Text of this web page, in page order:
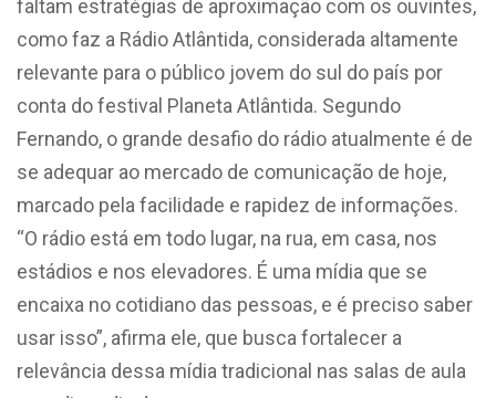
faltam estratégias de aproximação com os ouvintes,
como faz a Rádio Atlântida, considerada altamente
relevante para o público jovem do sul do país por
conta do festival Planeta Atlântida. Segundo
Fernando, o grande desafio do rádio atualmente é de
se adequar ao mercado de comunicação de hoje,
marcado pela facilidade e rapidez de informações.
“O rádio está em todo lugar, na rua, em casa, nos
estádios e nos elevadores. É uma mídia que se
encaixa no cotidiano das pessoas, e é preciso saber
usar isso”, afirma ele, que busca fortalecer a
relevância dessa mídia tradicional nas salas de aula